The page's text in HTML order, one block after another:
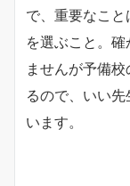
で、重要なこ
を選ぶこと。
ませんが予備
るので、いい
います。